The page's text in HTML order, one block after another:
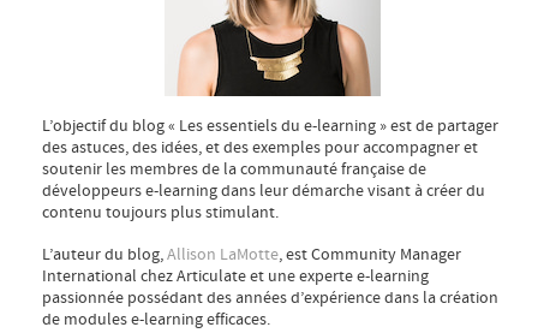
L’objectif du blog « Les essentiels du e-learning » est de partager
des astuces, des idées, et des exemples pour accompagner et
soutenir les membres de la communauté française de
développeurs e-learning dans leur démarche visant à créer du
contenu toujours plus stimulant.
L’auteur du blog,Allison LaMotte, est Community Manager
International chez Articulate et une experte e-learning
passionnée possédant des années d’expérience dans la création
de modules e-learning efficaces.